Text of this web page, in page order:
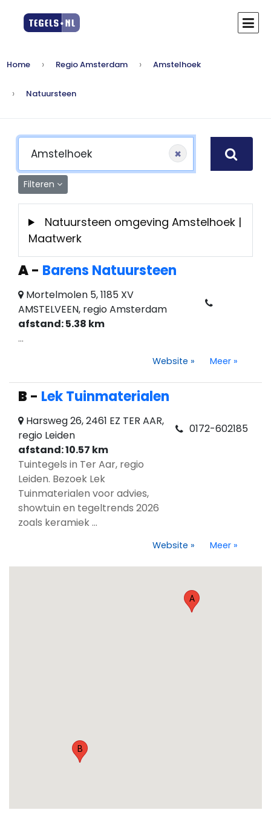
Home Regio Amsterdam Amstelhoek
Natuursteen
×
Filteren
Natuursteen omgeving Amstelhoek |
Maatwerk
A- Barens Natuursteen
Mortelmolen 5, 1185 XV
AMSTELVEEN, regio Amsterdam
afstand: 5.38 km
...
Website » Meer »
B - Lek Tuinmaterialen
Harsweg 26, 2461 EZ TER AAR,
regio Leiden
afstand: 10.57 km
Tuintegels in Ter Aar, regio
Leiden. Bezoek Lek
Tuinmaterialen voor advies,
showtuin en tegeltrends 2026
zoals keramiek ...
0172-602185
Website » Meer »
A
B